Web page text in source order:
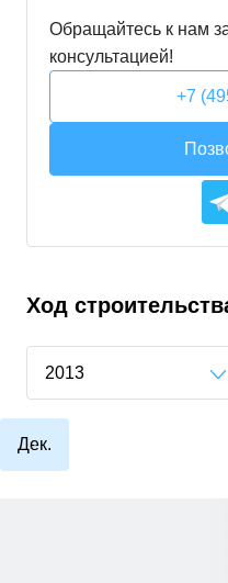
Обращайтесь к нам
консультацией!
+7
Ход
2013
Дек.